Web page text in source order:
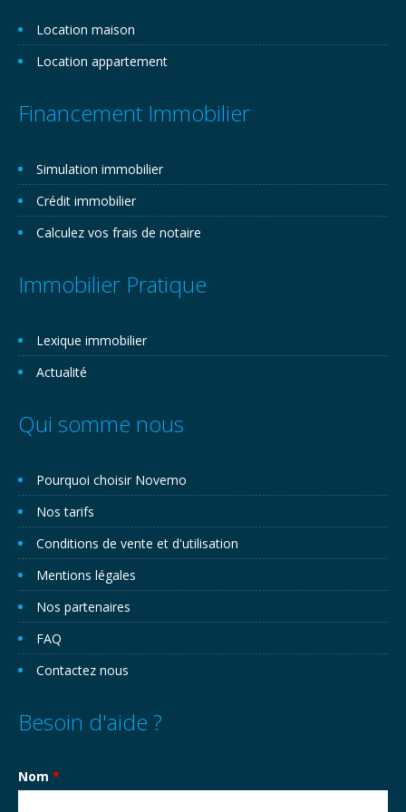
Location maison
Location appartement
Financement Immobilier
Simulation immobilier
Crédit immobilier
Calculez vos frais de notaire
Immobilier Pratique
Lexique immobilier
Actualité
Qui somme nous
Pourquoi choisir Novemo
Nos tarifs
Conditions de vente et d'utilisation
Mentions légales
Nos partenaires
FAQ
Contactez nous
Besoin d'aide ?
Nom *